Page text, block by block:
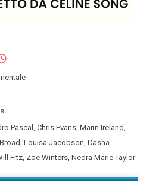
Pascal Chris Evans Marin Ireland
Louisa Jacobson Dasha
Fitz Zoe Winters Nedra Marie Taylor